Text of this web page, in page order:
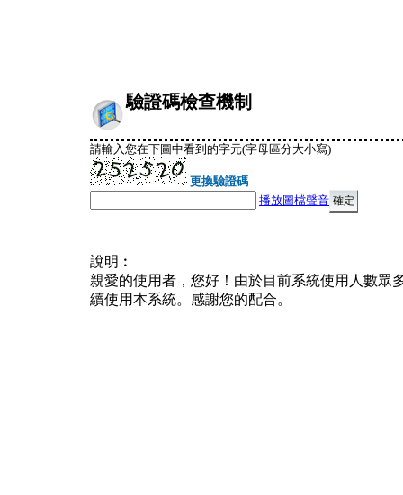
驗證碼檢查機制
請輸入您在下圖中看到的字元(字母區分大小寫)
更換驗證碼
播放圖檔聲音
說明︰
親愛的使用者，您好！由於目前系統使用人數眾
續使用本系統。感謝您的配合。